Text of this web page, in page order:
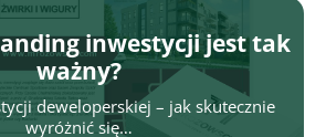
inwestycję? I dlaczego
jest ważna?
sit amet Consectetur adipiscing elit…